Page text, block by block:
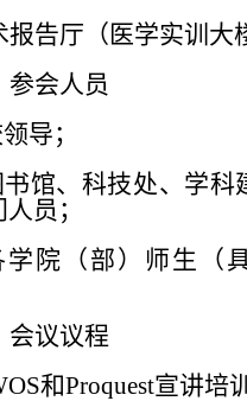
报告厅（医学实训大
参会人员
导；
书馆、科技处、学科
员；
学院（部）师生（
会议议程
和Proquest宣讲培训